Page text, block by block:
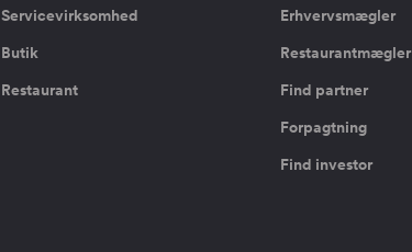
Servicevirksomhed
Butik
Restaurant
Erhvervsmægler
Restaurantmægler
Find partner
Forpagtning
Find investor